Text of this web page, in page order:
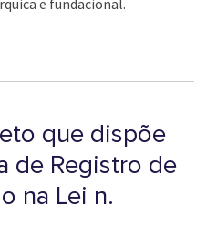
e fundacional.
que dispõe
de Registro de
na Lei n.